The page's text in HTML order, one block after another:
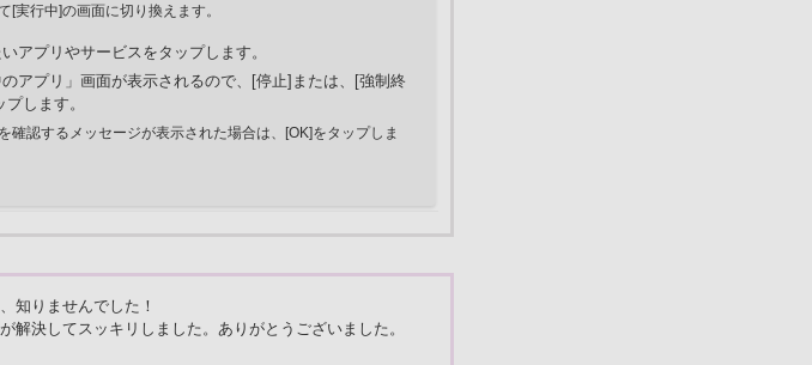
[実行中]の画面に切り換えます。
アプリやサービスをタップします。
のアプリ」画面が表示されるので、[停止]または、[強制終
します。
確認するメッセージが表示された場合は、[OK]をタップしま
知りませんでした！
解決してスッキリしました。ありがとうございました。